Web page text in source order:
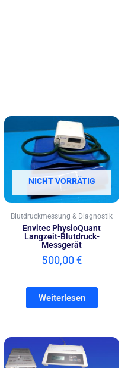
NICHT VORRÄTIG
Blutdruckmessung & Diagnostik
Envitec PhysioQuant
Langzeit-Blutdruck-
Messgerät
500,00€
Weiterlesen